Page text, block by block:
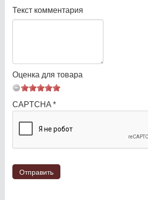
Текст комментария
Оценка для товара
CAPTCHA *